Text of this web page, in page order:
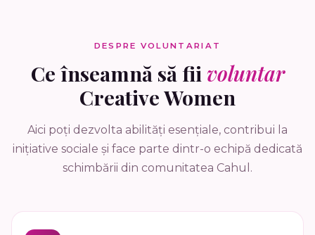
DESPRE VOLUNTARIAT
Ce înseamnă să fii voluntar
Creative Women
Aici poți dezvolta abilități esențiale, contribui la
inițiative sociale și face parte dintr-o echipă dedicată
schimbării din comunitatea Cahul.